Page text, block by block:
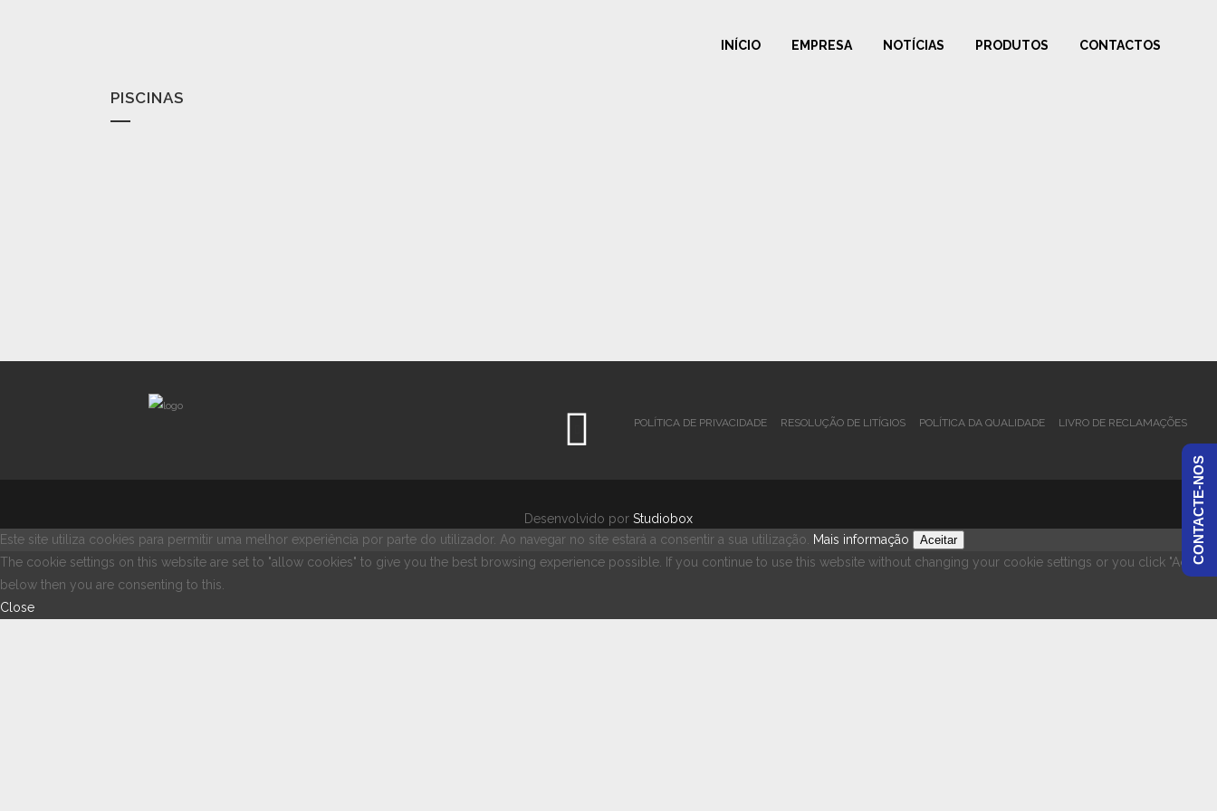
INÍCIO EMPRESA NOTÍCIAS PRODUTOS CONTACTOS
PISCINAS
POLÍTICA DE PRIVACIDADE RESOLUÇÃO DE LITÍGIOS POLÍTICA DA QUALIDADE LIVRO DE RECLAMAÇÕES
Desenvolvido por Studiobox CONTACTE-NOS
Este site utiliza cookies para permitir uma melhor experiência por parte do utilizador. Ao navegar no site estará a consentir a sua utilização. Mais informação Aceitar
The cookie settings on this website are set to "allow cookies" to give you the best browsing experience possible. If you continue to use this website without changing your cookie settings or you click "Accept"
below then you are consenting to this.
Close